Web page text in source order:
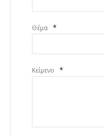
Θέμα *
Κείμενο *